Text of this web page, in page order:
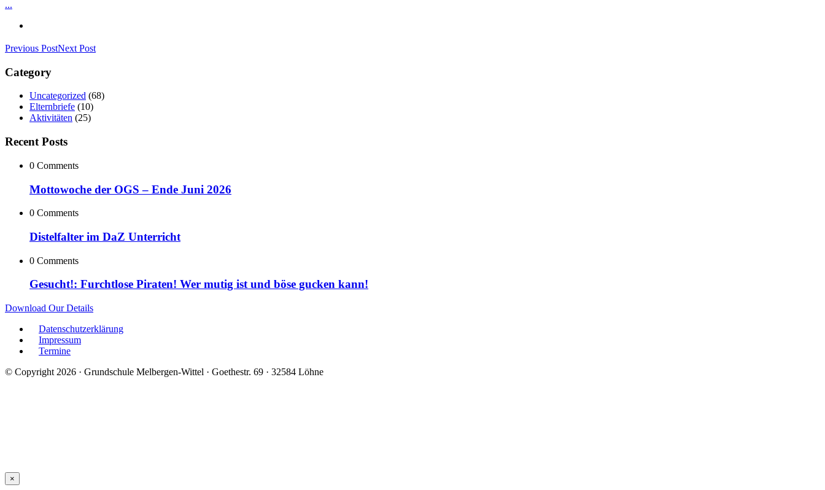
...
Previous PostNext Post
Category
Uncategorized (68)
Elternbriefe (10)
Aktivitäten (25)
Recent Posts
0 Comments
Mottowoche der OGS – Ende Juni 2026
0 Comments
Distelfalter im DaZ Unterricht
0 Comments
Gesucht!: Furchtlose Piraten! Wer mutig ist und böse gucken kann!
Download Our Details
Datenschutzerklärung
Impressum
Termine
© Copyright 2026 · Grundschule Melbergen-Wittel · Goethestr. 69 · 32584 Löhne
×